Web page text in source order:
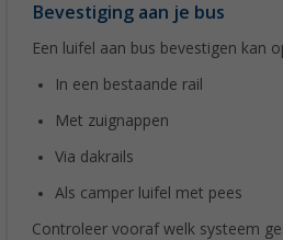
Bevestiging aan je bus
Een luifel aan bus bevestigen kan
In een bestaande rail
Met zuignappen
Via dakrails
Als camper luifel met pees
Controleer vooraf welk systeem